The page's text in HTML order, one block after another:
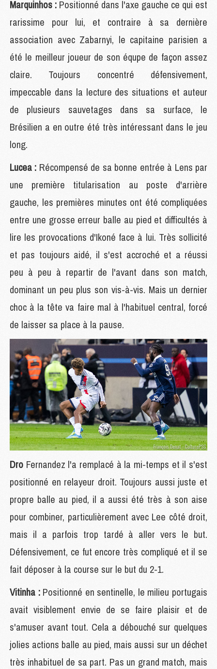
Marquinhos : Positionné dans l'axe gauche ce qui est
rarissime pour lui, et contraire à sa dernière
association avec Zabarnyi, le capitaine parisien a
été le meilleur joueur de son équpe de façon assez
claire. Toujours concentré défensivement,
impeccable dans la lecture des situations et auteur
de plusieurs sauvetages dans sa surface, le
Brésilien a en outre été très intéressant dans le jeu
long.
Lucea : Récompensé de sa bonne entrée à Lens par
une première titularisation au poste d'arrière
gauche, les premières minutes ont été compliquées
entre une grosse erreur balle au pied et difficultés à
lire les provocations d'Ikoné face à lui. Très sollicité
et pas toujours aidé, il s'est accroché et a réussi
peu à peu à repartir de l'avant dans son match,
dominant un peu plus son vis-à-vis. Mais un dernier
choc à la tête va faire mal à l'habituel central, forcé
de laisser sa place à la pause.
Dro Fernandez l'a remplacé à la mi-temps et il s'est
positionné en relayeur droit. Toujours aussi juste et
propre balle au pied, il a aussi été très à son aise
pour combiner, particulièrement avec Lee côté droit,
mais il a parfois trop tardé à aller vers le but.
Défensivement, ce fut encore très compliqué et il se
fait déposer à la course sur le but du 2-1.
Vitinha : Positionné en sentinelle, le milieu portugais
avait visiblement envie de se faire plaisir et de
s'amuser avant tout. Cela a débouché sur quelques
jolies actions balle au pied, mais aussi sur un déchet
très inhabituel de sa part. Pas un grand match, mais